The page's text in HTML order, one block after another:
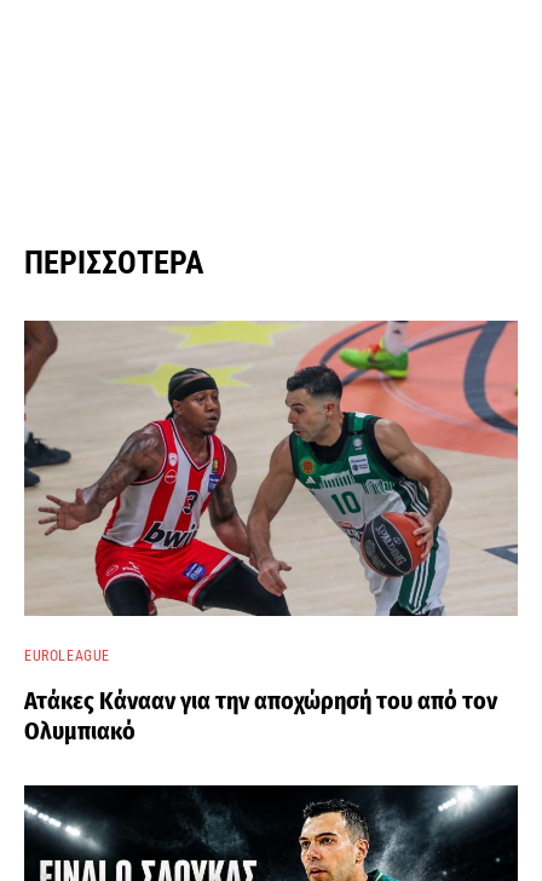
ΠΕΡΙΣΣΌΤΕΡΑ
EUROLEAGUE
Ατάκες Κάνααν για την αποχώρησή του από τον
Ολυμπιακό